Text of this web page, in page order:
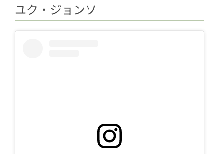
ユク・ジョンソ